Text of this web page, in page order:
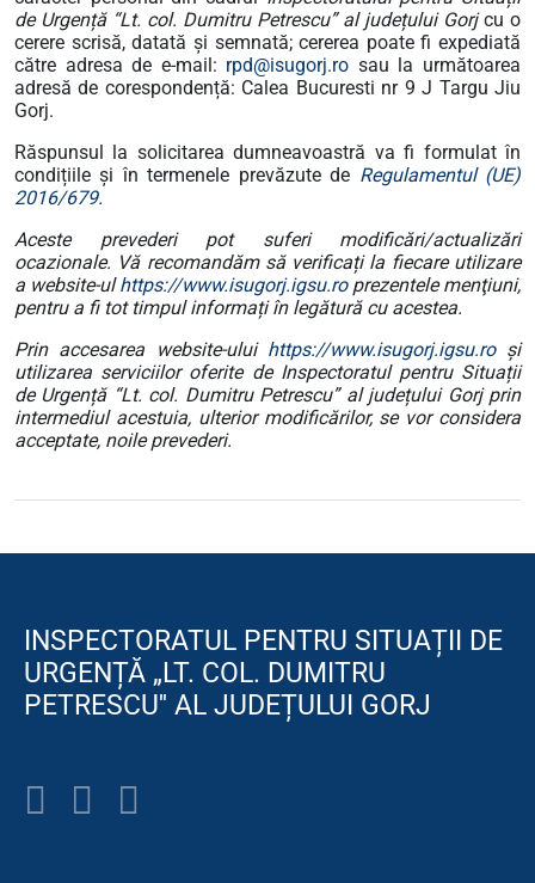
de Urgență “Lt. col. Dumitru Petrescu” al județului Gorjcu o
cerere scrisă, datată și semnată; cererea poate fi expediată
către adresa de e-mail: rpd@isugorj.ro sau la următoarea
adresă de corespondență: Calea Bucuresti nr 9 J Targu Jiu
Gorj.
Răspunsul la solicitarea dumneavoastră va fi formulat în
condițiile și în termenele prevăzute de Regulamentul (UE)
2016/679.
Aceste prevederi pot suferi modificări/actualizări
ocazionale. Vă recomandăm să verificați la fiecare utilizare
a website-ulhttps://www.isugorj.igsu.roprezentele menţiuni,
pentru a fi tot timpul informați în legătură cu acestea.
Prin accesarea website-ului https://www.isugorj.igsu.ro și
utilizarea serviciilor oferite de Inspectoratul pentru Situații
de Urgență “Lt. col. Dumitru Petrescu” al județului Gorjprin
intermediul acestuia, ulterior modificărilor, se vor considera
acceptate, noile prevederi.
INSPECTORATUL PENTRU SITUAȚII DE
URGENȚĂ „LT. COL. DUMITRU
PETRESCU'' AL JUDEȚULUI GORJ